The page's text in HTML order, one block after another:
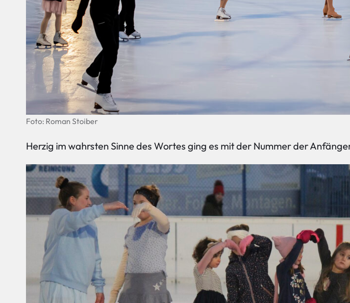
Foto: Roman Stoiber
Herzig im wahrsten Sinne des Wortes ging es mit der Nummer der